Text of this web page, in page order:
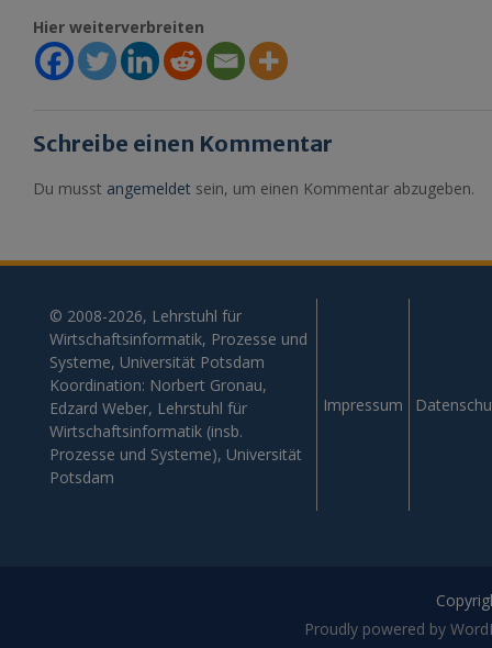
Hier weiterverbreiten
Schreibe einen Kommentar
Du musst angemeldet sein, um einen Kommentar abzugeben.
© 2008-2026, Lehrstuhl für
Wirtschaftsinformatik, Prozesse und
Systeme, Universität Potsdam
Koordination: Norbert Gronau,
Edzard Weber, Lehrstuhl für
Wirtschaftsinformatik (insb.
Prozesse und Systeme), Universität
Potsdam
Impressum
Proudly powered by